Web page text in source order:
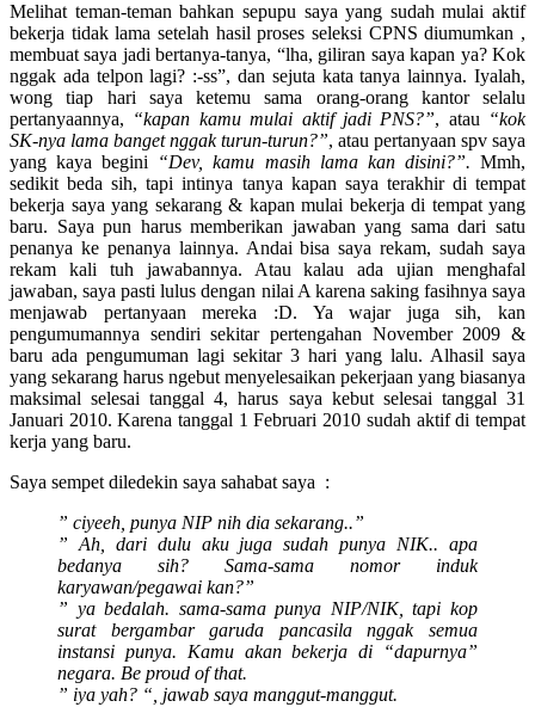
Melihat teman-teman bahkan sepupu saya yang sudah mulai aktif
bekerja tidak lama setelah hasil proses seleksi CPNS diumumkan ,
membuat saya jadi bertanya-tanya, “lha, giliran saya kapan ya? Kok
nggak ada telpon lagi? :-ss”, dan sejuta kata tanya lainnya. Iyalah,
wong tiap hari saya ketemu sama orang-orang kantor selalu
pertanyaannya, “kapan kamu mulai aktif jadi PNS?”, atau “kok
SK-nya lama banget nggak turun-turun?”, atau pertanyaan spv saya
yang kaya begini “Dev, kamu masih lama kan disini?”. Mmh,
sedikit beda sih, tapi intinya tanya kapan saya terakhir di tempat
bekerja saya yang sekarang & kapan mulai bekerja di tempat yang
baru. Saya pun harus memberikan jawaban yang sama dari satu
penanya ke penanya lainnya. Andai bisa saya rekam, sudah saya
rekam kali tuh jawabannya. Atau kalau ada ujian menghafal
jawaban, saya pasti lulus dengan nilai A karena saking fasihnya saya
menjawab pertanyaan mereka :D. Ya wajar juga sih, kan
pengumumannya sendiri sekitar pertengahan November 2009 &
baru ada pengumuman lagi sekitar 3 hari yang lalu. Alhasil saya
yang sekarang harus ngebut menyelesaikan pekerjaan yang biasanya
maksimal selesai tanggal 4, harus saya kebut selesai tanggal 31
Januari 2010. Karena tanggal 1 Februari 2010 sudah aktif di tempat
kerja yang baru.
Saya sempet diledekin saya sahabat saya :
” ciyeeh, punya NIP nih dia sekarang..”
” Ah, dari dulu aku juga sudah punya NIK.. apa
bedanya sih? Sama-sama nomor induk
karyawan/pegawai kan?”
” ya bedalah. sama-sama punya NIP/NIK, tapi kop
surat bergambar garuda pancasila nggak semua
instansi punya. Kamu akan bekerja di “dapurnya”
negara. Be proud of that.
” iya yah? “, jawab saya manggut-manggut.